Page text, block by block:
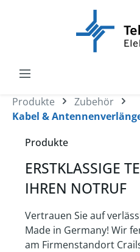
Produkte
Zubehör
Kabel &
Produkte
ERSTKLASSIGE
IHREN NOTRUF
Vertrauen Sie auf
Made in Germany! Wir
am Firmenstandort